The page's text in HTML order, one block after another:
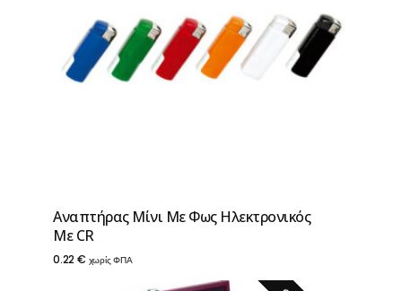
Αναπτήρας Μίνι Με Φως Hλεκτρονικός
Με CR
0.22 € χωρίς ΦΠΑ